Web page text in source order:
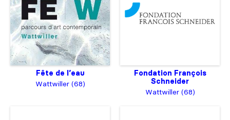
Fête de l’eau
Wattwiller (68)
Fondation François
Schneider
Wattwiller (68)